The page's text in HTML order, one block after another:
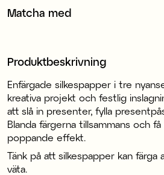
Matcha med
Produktbeskrivning
Enfärgade silkespapper i tre
kreativa projekt och festlig
att slå in presenter, fylla
Blanda färgerna tillsammans och
poppande effekt.
Tänk på att silkespapper kan färga
väta.